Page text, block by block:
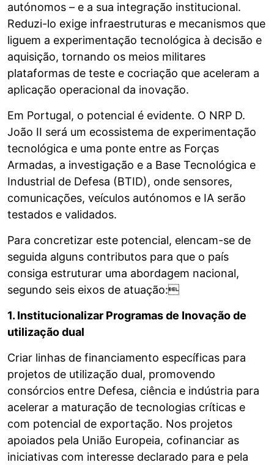
autónomos – e a sua integração institucional.
Reduzi-lo exige infraestruturas e mecanismos que
liguem a experimentação tecnológica à decisão e
aquisição, tornando os meios militares
plataformas de teste e cocriação que aceleram a
aplicação operacional da inovação.
Em Portugal, o potencial é evidente. O NRP D.
João II será um ecossistema de experimentação
tecnológica e uma ponte entre as Forças
Armadas, a investigação e a Base Tecnológica e
Industrial de Defesa (BTID), onde sensores,
comunicações, veículos autónomos e IA serão
testados e validados.
Para concretizar este potencial, elencam-se de
seguida alguns contributos para que o país
consiga estruturar uma abordagem nacional,
segundo seis eixos de atuação:
1. Institucionalizar Programas de Inovação de
utilização dual
Criar linhas de financiamento específicas para
projetos de utilização dual, promovendo
consórcios entre Defesa, ciência e indústria para
acelerar a maturação de tecnologias críticas e
com potencial de exportação. Nos projetos
apoiados pela União Europeia, cofinanciar as
iniciativas com interesse declarado para e pela